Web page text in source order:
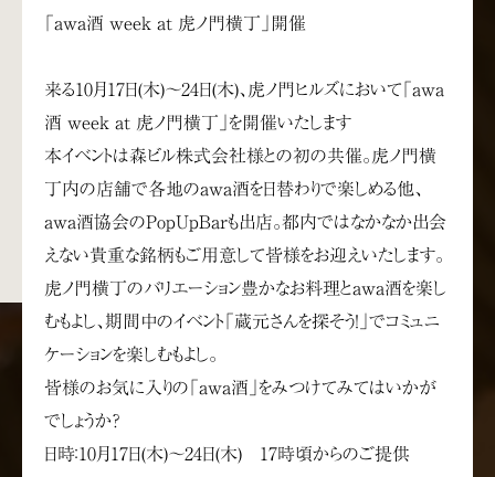
「awa酒 week at 虎ノ門横丁」開催
来る10月17日(木)～24日(木)、虎ノ門ヒルズにおいて「awa
酒 week at 虎ノ門横丁」を開催いたします
本イベントは森ビル株式会社様との初の共催。虎ノ門横
丁内の店舗で各地のawa酒を日替わりで楽しめる他、
awa酒協会のPopUpBarも出店。都内ではなかなか出会
えない貴重な銘柄もご用意して皆様をお迎えいたします。
虎ノ門横丁のバリエーション豊かなお料理とawa酒を楽し
むもよし、期間中のイベント「蔵元さんを探そう！」でコミュニ
ケーションを楽しむもよし。
皆様のお気に入りの「awa酒」をみつけてみてはいかが
でしょうか？
日時：10月17日(木)～24日(木) 17時頃からのご提供